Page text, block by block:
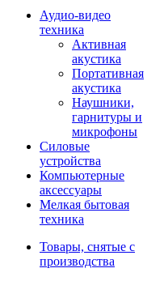
Аудио-видео
техника
Активная
акустика
Портативная
акустика
Наушники,
гарнитуры и
микрофоны
Силовые
устройства
Компьютерные
аксессуары
Мелкая бытовая
техника
Товары, снятые с
производства